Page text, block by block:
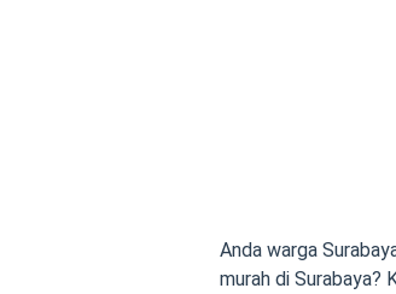
Anda warga
murah di Surabaya?